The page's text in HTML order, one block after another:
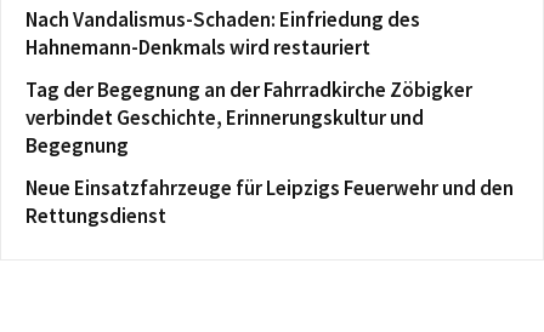
Nach Vandalismus-Schaden: Einfriedung des
Hahnemann-Denkmals wird restauriert
Tag der Begegnung an der Fahrradkirche Zöbigker
verbindet Geschichte, Erinnerungskultur und
Begegnung
Neue Einsatzfahrzeuge für Leipzigs Feuerwehr und den
Rettungsdienst